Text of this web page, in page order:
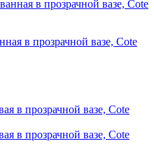
в прозрачной вазе, Cote